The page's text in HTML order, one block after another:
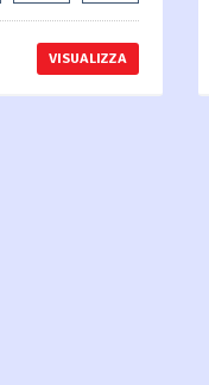
VISUALIZZA